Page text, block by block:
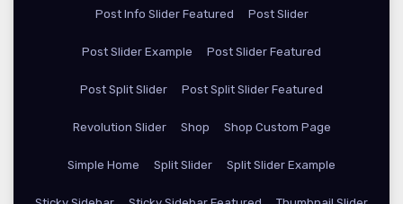
Post Info Slider Featured Post Slider
Post Slider Example Post Slider Featured
Post Split Slider Post Split Slider Featured
Revolution Slider Shop Shop Custom Page
Simple Home Split Slider Split Slider Example